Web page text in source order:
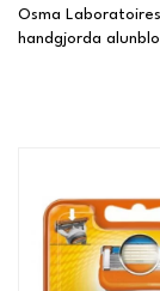
Osma
handgjorda